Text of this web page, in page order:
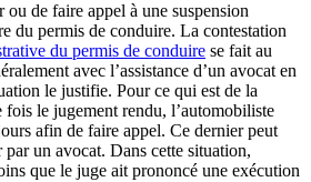
ou de faire appel à une suspension
du permis de conduire. La contestation
du permis de conduire se fait au
avec l’assistance d’un avocat en
le justifie. Pour ce qui est de la
le jugement rendu, l’automobiliste
afin de faire appel. Ce dernier peut
par un avocat. Dans cette situation,
que le juge ait prononcé une exécution